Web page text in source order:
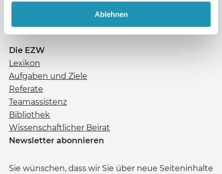
Ablehnen
Die EZW
Lexikon
Aufgaben und Ziele
Referate
Teamassistenz
Bibliothek
Wissenschaftlicher Beirat
Newsletter abonnieren
Sie wünschen, dass wir Sie über neue Seiteninhalte